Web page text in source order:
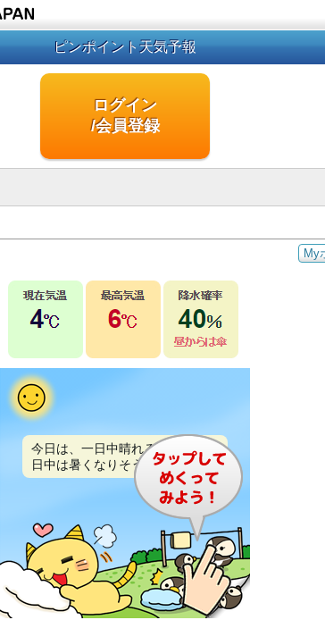
ピンポイント天気予報
ログイン
/会員登録
My
今日は、一日中晴れるでしょう。
日中は暑くなりそうです。